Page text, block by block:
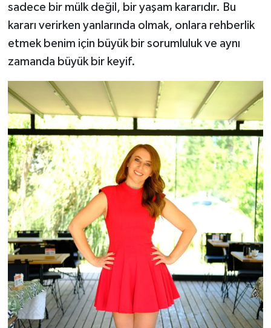
sadece bir mülk değil, bir yaşam kararıdır. Bu
kararı verirken yanlarında olmak, onlara rehberlik
etmek benim için büyük bir sorumluluk ve aynı
zamanda büyük bir keyif.